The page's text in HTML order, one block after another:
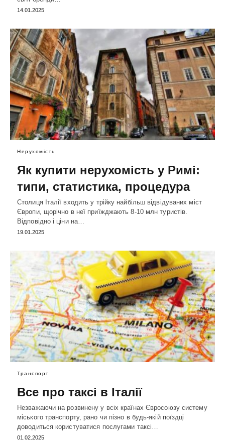
14.01.2025
Нерухомість
Як купити нерухомість у Римі:
типи, статистика, процедура
Столиця Італії входить у трійку найбільш відвідуваних міст
Європи, щорічно в неї приїжджають 8-10 млн туристів.
Відповідно і ціни на…
19.01.2025
Транспорт
Все про таксі в Італії
Незважаючи на розвинену у всіх країнах Євросоюзу систему
міського транспорту, рано чи пізно в будь-якій поїздці
доводиться користуватися послугами таксі…
01.02.2025